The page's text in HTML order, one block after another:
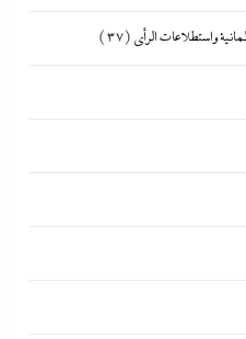
واستطلاعات الرأى (37)